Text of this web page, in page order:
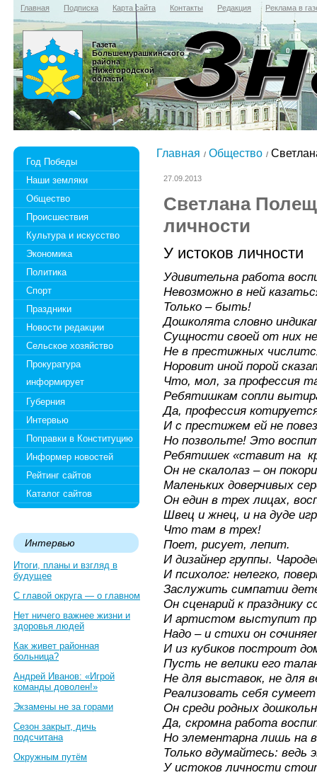
Главная Подписка Карта сайта Контакты Редакция Реклама в
Газета
Большемурашкинского
района
Нижегородской
области
Год Победы
Наши земляки
Общество
Происшествия
Культура и искусство
Экономика
Политика
Спорт
Праздники
Новости редакции
Сельское хозяйство
Прокуратура
информирует
Губерния
Интервью
Поправки в Конституцию
Информер новостей
Рейтинг сайтов
Каталог сайтов
Интервью
Итоги, планы и взгляд в
будущее
С главой округа — о главном
Нет ничего важнее жизни и
здоровья людей
Как живет районная
больница?
Андрей Иванов: «Игрой
команды доволен!»
Экзамены не за горами
Сезон закрыт, дичь
подсчитана
Окружным путём
Главная Общество
27.09.2013
Светлана
личности
У истоков личности
Удивительна работа
Невозможно в ней
Только – быть!
Дошколята словно
Сущности своей от них
Не в престижных
Норовит иной порой
Что, мол, за профессия
Ребятишкам сопли
Да, профессия
И с престижем ей не
Но позвольте! Это
Ребятишек «ставит на
Он не скалолаз – он
Маленьких доверчивых
Он един в трех лицах,
Швец и жнец, и на дуде
Что там в трех!
Поет, рисует, лепит.
И дизайнер группы.
И психолог: нелегко,
Заслужить симпатии
Он сценарий к празднику
И артистом выступит
Надо – и стихи он
И из кубиков построит
Пусть не велики его
Не для выставок, не для
Реализовать себя сумеет
Он среди родных
Да, скромна работа
Но элементарна лишь на
Только вдумайтесь: ведь
У истоков личности